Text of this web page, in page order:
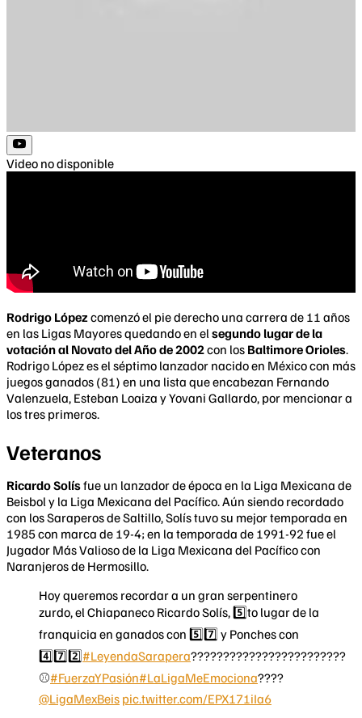
Video no disponible
Rodrigo López comenzó el pie derecho una carrera de 11 años
en las Ligas Mayores quedando en el segundo lugar de la
votación al Novato del Año de 2002con los Baltimore Orioles.
Rodrigo López es el séptimo lanzador nacido en México con más
juegos ganados (81) en una lista que encabezan Fernando
Valenzuela, Esteban Loaiza y Yovani Gallardo, por mencionar a
los tres primeros.
Veteranos
Ricardo Solísfue un lanzador de época en la Liga Mexicana de
Beisbol y la Liga Mexicana del Pacífico. Aún siendo recordado
con los Saraperos de Saltillo, Solís tuvo su mejor temporada en
1985 con marca de 19-4; en la temporada de 1991-92 fue el
Jugador Más Valioso de la Liga Mexicana del Pacífico con
Naranjeros de Hermosillo.
Hoy queremos recordar a un gran serpentinero
zurdo, el Chiapaneco Ricardo Solís, 5️⃣to lugar de la
franquicia en ganados con 5️⃣7️⃣ y Ponches con
4️⃣7️⃣2️⃣#LeyendaSarapera????????????????????????
⚾️#FuerzaYPasión#LaLigaMeEmociona????
@LigaMexBeis pic.twitter.com/EPX171iIa6